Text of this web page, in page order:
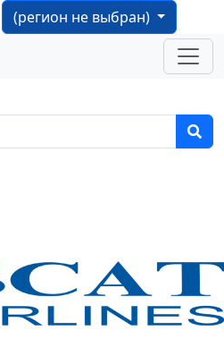
(регион не выбран)